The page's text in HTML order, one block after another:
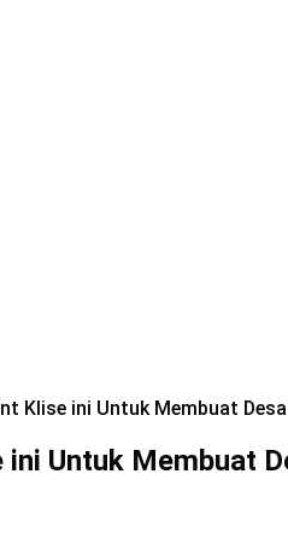
Klise ini Untuk Membuat
Untuk Membuat